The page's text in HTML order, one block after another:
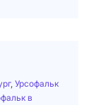
, Урсофальк
в